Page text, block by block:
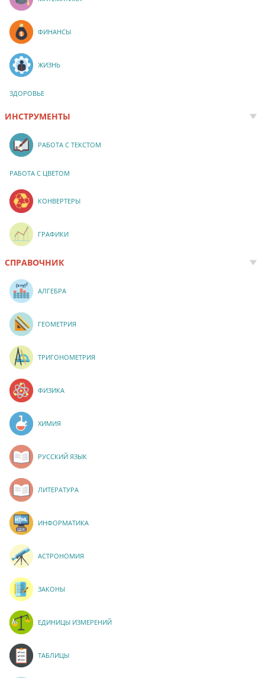
ФИНАНСЫ
ЖИЗНЬ
ЗДОРОВЬЕ
ИНСТРУМЕНТЫ
РАБОТА С ТЕКСТОМ
РАБОТА С ЦВЕТОМ
КОНВЕРТЕРЫ
ГРАФИКИ
СПРАВОЧНИК
АЛГЕБРА
ГЕОМЕТРИЯ
ТРИГОНОМЕТРИЯ
ФИЗИКА
ХИМИЯ
РУССКИЙ ЯЗЫК
ЛИТЕРАТУРА
ИНФОРМАТИКА
АСТРОНОМИЯ
ЗАКОНЫ
ЕДИНИЦЫ ИЗМЕРЕНИЙ
ТАБЛИЦЫ